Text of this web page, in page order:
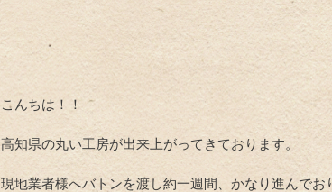
こんちは！！
高知県の丸い工房が出来上がってきております。
現地業者様へバトンを渡し約一週間、かなり進んでお